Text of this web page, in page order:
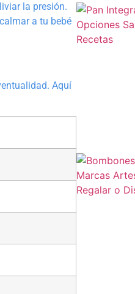
la presión.
a tu bebé
Aquí